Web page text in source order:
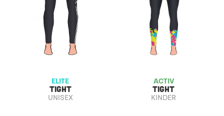
ELITE
TIGHT
UNISEX
ACTIV
TIGHT
KINDER